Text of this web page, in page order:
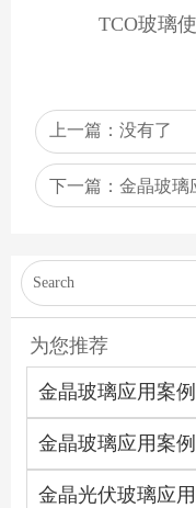
TCO玻璃
上一篇：没有了
下一篇：金晶玻璃
为您推荐
金晶玻璃应用案
金晶玻璃应用案
金晶光伏玻璃应